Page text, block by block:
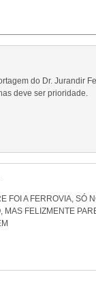
do Dr. Jurandir
deve ser prioridade.
FOI A FERROVIA, SÓ
MAS FELIZMENTE